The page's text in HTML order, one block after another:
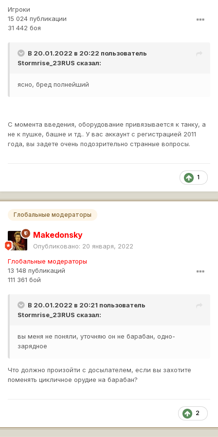
Игроки
15 024 публикации
31 442 боя
В 20.01.2022 в 20:22 пользователь
Stormrise_23RUS сказал:
ясно, бред полнейший
С момента введения, оборудование привязывается к танку, а
не к пушке, башне и тд.. У вас аккаунт с регистрацией 2011
года, вы задете очень подозрительно странные вопросы.
1
Глобальные модераторы
Makedonsky
Опубликовано: 20 января, 2022
Глобальные модераторы
13 148 публикаций
111 361 бой
В 20.01.2022 в 20:21 пользователь
Stormrise_23RUS сказал:
вы меня не поняли, уточняю он не барабан, одно-
зарядное
Что должно произойти с досылателем, если вы захотите
поменять цикличное орудие на барабан?
2